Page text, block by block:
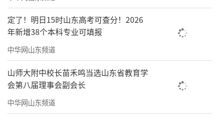
定了！明日15时山东高考可查分！2026
年新增38个本科专业可填报
中华网山东频道
山师大附中校长苗禾鸣当选山东省教育学
会第八届理事会副会长
中华网山东频道